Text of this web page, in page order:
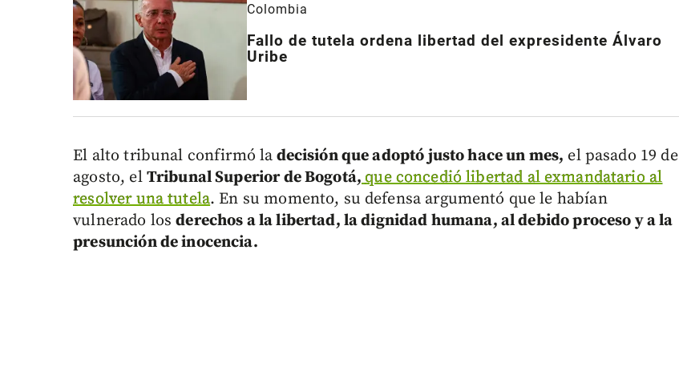
Colombia
Fallo de tutela ordena libertad del expresidente Álvaro
Uribe
El alto tribunal confirmó la decisión que adoptó justo hace un mes, el pasado 19 de
agosto, el Tribunal Superior de Bogotá,que concedió libertad al exmandatario al
resolver una tutela. En su momento, su defensa argumentó que le habían
vulnerado losderechos a la libertad, la dignidad humana, al debido proceso y a la
presunción de inocencia.